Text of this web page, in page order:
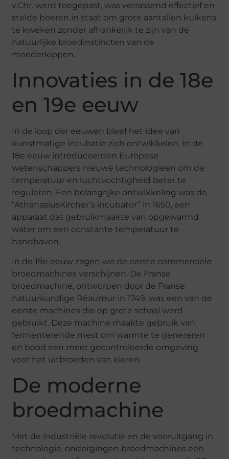
v.Chr. werd toegepast, was verrassend effectief en
stelde boeren in staat om grote aantallen kuikens
te kweken zonder afhankelijk te zijn van de
natuurlijke broedinstincten van de
moederkippen.
Innovaties in de 18e
en 19e eeuw
In de loop der eeuwen bleef het idee van
kunstmatige incubatie zich ontwikkelen. In de
18e eeuw introduceerden Europese
wetenschappers nieuwe technologieën om de
temperatuur en luchtvochtigheid beter te
reguleren. Een belangrijke ontwikkeling was de
“AthanasiusKircher’s incubator” in 1650, een
apparaat dat gebruikmaakte van opgewarmd
water om een constante temperatuur te
handhaven.
In de 19e eeuw zagen we de eerste commerciële
broedmachines verschijnen. De Franse
broedmachine, ontworpen door de Franse
natuurkundige Réaumur in 1749, was een van de
eerste machines die op grote schaal werd
gebruikt. Deze machine maakte gebruik van
fermenterende mest om warmte te genereren
en bood een meer gecontroleerde omgeving
voor het uitbroeden van eieren.
De moderne
broedmachine
Met de industriële revolutie en de vooruitgang in
technologie, ondergingen broedmachines een